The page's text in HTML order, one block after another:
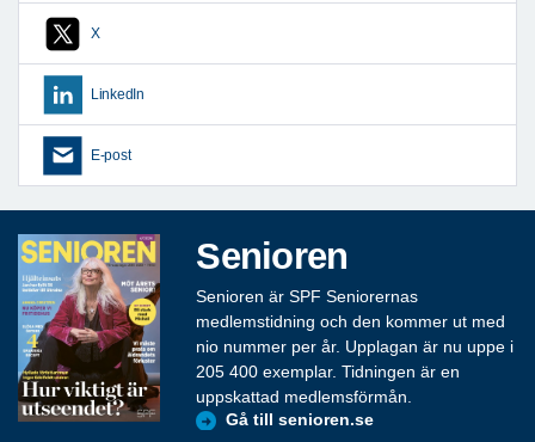
X
LinkedIn
E-post
Senioren
Senioren är SPF Seniorernas
medlemstidning och den kommer ut med
nio nummer per år. Upplagan är nu uppe i
205 400 exemplar. Tidningen är en
uppskattad medlemsförmån.
Gå till senioren.se